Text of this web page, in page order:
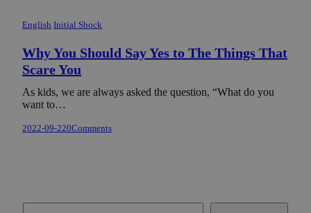
English Initial Shock
Why You Should Say Yes to The Things That
Scare You
As kids, we are always asked the question, “What do you
want to…
2022-09-220Comments